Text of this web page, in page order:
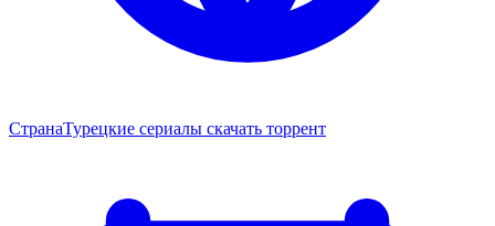
СтранаТурецкие сериалы скачать торрент